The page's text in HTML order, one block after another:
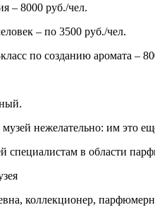
– 8000 руб./чел.
– по 3500 руб./чел.
по созданию аромата –
нежелательно: им это
специалистам в области
коллекционер,